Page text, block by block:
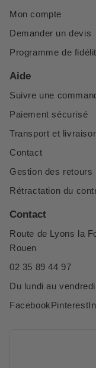
Mon compte
Demander un devis
Programme de
Aide
Suivre une
Paiement sécurisé
Transport et
Contact
Gestion des retours
Rétractation du
Contact
Route de Lyons la
Rouen
02 35 89 44 97
Du lundi au
FacebookPinterest